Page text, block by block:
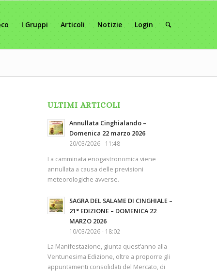
I Gruppi Articoli Notizie Login
ULTIMI ARTICOLI
Annullata Cinghialando –
Domenica 22 marzo 2026
20/03/2026 - 11:48
La camminata enogastronomica viene
annullata a causa delle previsioni
meteorologiche avverse.
SAGRA DEL SALAME DI CINGHIALE –
21° EDIZIONE – DOMENICA 22
MARZO 2026
10/03/2026 - 18:02
La Manifestazione, giunta quest’anno alla
Ventunesima Edizione, oltre a proporre gli
appuntamenti consolidati del Mercato, di